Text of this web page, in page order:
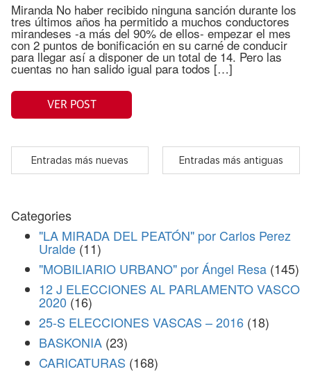
Miranda No haber recibido ninguna sanción durante los
tres últimos años ha permitido a muchos conductores
mirandeses -a más del 90% de ellos- empezar el mes
con 2 puntos de bonificación en su carné de conducir
para llegar así a disponer de un total de 14. Pero las
cuentas no han salido igual para todos […]
VER POST
Entradas más nuevas Entradas más antiguas
Categories
"LA MIRADA DEL PEATÓN" por Carlos Perez
Uralde (11)
"MOBILIARIO URBANO" por Ángel Resa (145)
12 J ELECCIONES AL PARLAMENTO VASCO
2020 (16)
25-S ELECCIONES VASCAS – 2016 (18)
BASKONIA (23)
CARICATURAS (168)